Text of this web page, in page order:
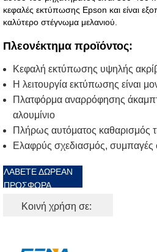
κεφαλές εκτύπωσης Epson και είναι
καλύτερο στέγνωμα μελανιού.
Πλεονέκτημα προϊόντος:
Κεφαλή εκτύπωσης υψηλής
Η λειτουργία εκτύπωσης είναι
Πλατφόρμα αναρρόφησης
αλουμίνιο
Πλήρως αυτόματος καθαρισμός
Ελαφρύς σχεδιασμός,
ΛΆΒΕΤΕ ΔΩΡΕΆΝ
ΠΡΟΣΦΟΡΆ
Κοινή χρήση σε: